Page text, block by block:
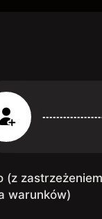
(z zastrzeżeniem
warunków)